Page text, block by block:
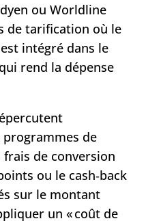
ou Worldline
de tarification où le
intégré dans le
rend la dépense
de
de conversion
ou le cash‑back
sur le montant
un « coût de